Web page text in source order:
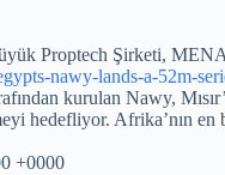
Proptech Şirketi,
nawy-lands-a-52m-
kurulan Nawy,
hedefliyor. Afrika’nın
+0000